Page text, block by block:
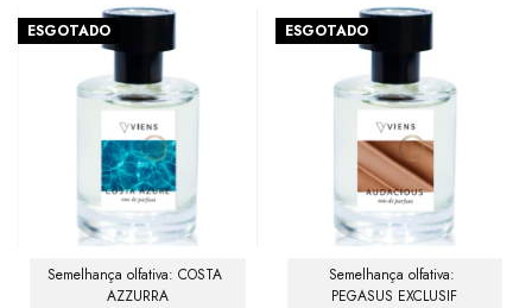
ESGOTADO
Semelhança olfativa: COSTA
AZZURRA
ESGOTADO
Semelhança olfativa:
PEGASUS EXCLUSIF